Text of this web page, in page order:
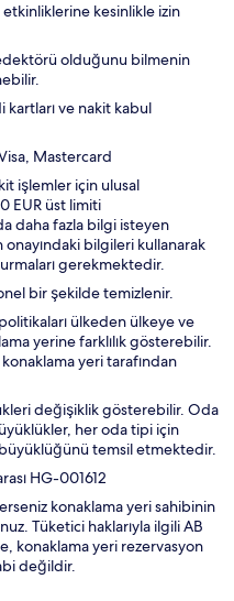
kesinlikle izin
olduğunu bilmenin
ve nakit kabul
Mastercard
işlemler için ulusal
EUR üst limiti
daha fazla bilgi isteyen
bilgileri kullanarak
gerekmektedir.
bir şekilde temizlenir.
ülkeden ülkeye ve
yerine farklılık gösterebilir.
yeri tarafından
değişiklik gösterebilir. Oda
her oda tipi için
temsil etmektedir.
HG-001612
konaklama yeri sahibinin
Tüketici haklarıyla ilgili AB
konaklama yeri rezervasyon
değildir.